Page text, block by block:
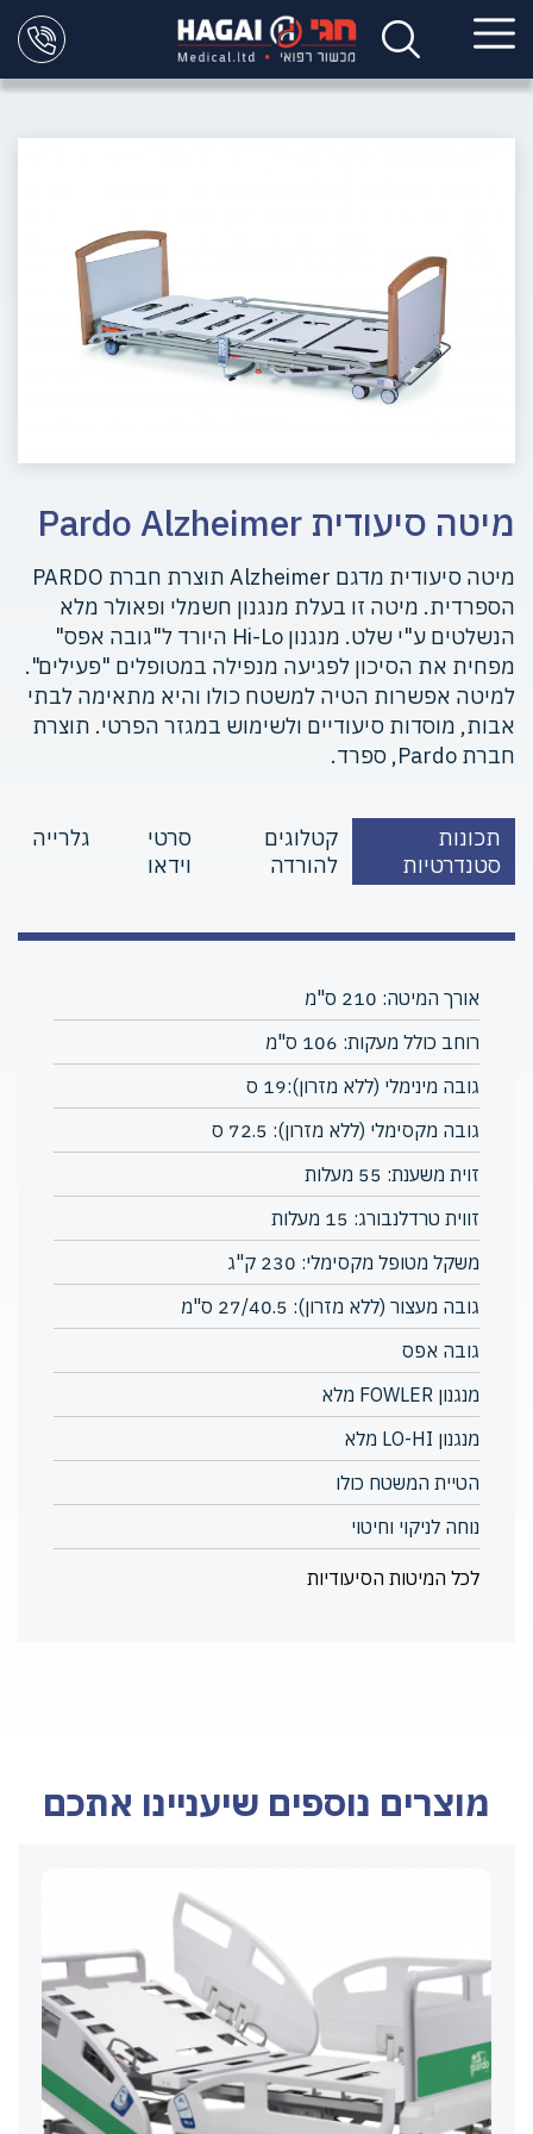
מיטה סיעודית Pardo Alzheimer
מיטה סיעודית מדגם Alzheimer תוצרת חברת PARDO
הספרדית. מיטה זו בעלת מנגנון חשמלי ופאולר מלא
הנשלטים ע"י שלט. מנגנון Hi-Lo היורד ל"גובה אפס"
מפחית את הסיכון לפגיעה מנפילה במטופלים "פעילים".
למיטה אפשרות הטיה למשטח כולו והיא מתאימה לבתי
אבות, מוסדות סיעודיים ולשימוש במגזר הפרטי. תוצרת
חברת Pardo, ספרד.
תכונות
סטנדרטיות
קטלוגים
להורדה
סרטי
וידאו
גלרייה
אורך המיטה: 210 ס"מ
רוחב כולל מעקות: 106 ס"מ
גובה מינימלי (ללא מזרון):19 ס
גובה מקסימלי (ללא מזרון): 72.5 ס
זוית משענת: 55 מעלות
זווית טרדלנבורג: 15 מעלות
משקל מטופל מקסימלי: 230 ק"ג
גובה מעצור (ללא מזרון): 27/40.5 ס"מ
גובה אפס
מנגנון FOWLER מלא
מנגנון LO-HI מלא
הטיית המשטח כולו
נוחה לניקוי וחיטוי
לכל המיטות הסיעודיות
מוצרים נוספים שיעניינו אתכם